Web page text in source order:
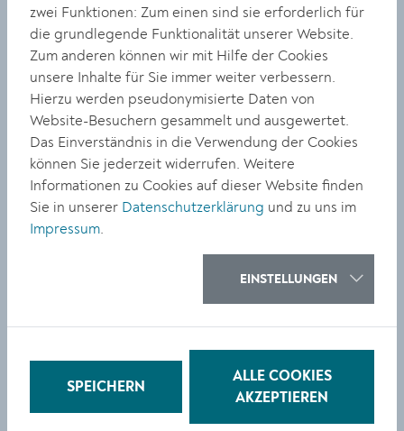
aus Krems und Umgebung ausgeforscht werden.
Besonders berührend sind die Einzelschicksale, die
hinter diesen Namen und Daten stehen. Das
Kunstprojekt macht diese Schicksale greifbar und
bringt die Frauen und Mädchen – zumindest temporär
– in den Stadtraum zurück. Das Interesse bei den
Kremserinnen und Kremsern ist enorm. Viele
PassantInnen sprechen Iris Andraschek bei ihrer Arbeit
an, die Rückmeldungen sind zum größten Teil positiv,
das Interesse – auch bei Jugendlichen – ist groß.
SchülerInnen aus Krems, sich mit Zeitgeschichte zu
beschäftigen und eventuell auch neue Informationen
beizusteuern. Die Liste mit den Jüdinnen wird laufend
ergänzt und ist unter folgendem Link abrufbar:
Jüdische Frauen aus Krems – DenkMAL!
DenkWÜRDIG?! (raumforscherinnen.at)
zwei Funktionen: Zum einen sind sie erforderlich für
die grundlegende Funktionalität unserer Website.
Zum anderen können wir mit Hilfe der Cookies
unsere Inhalte für Sie immer weiter verbessern.
Hierzu werden pseudonymisierte Daten von
Website-Besuchern gesammelt und ausgewertet.
Das Einverständnis in die Verwendung der Cookies
können Sie jederzeit widerrufen. Weitere
Informationen zu Cookies auf dieser Website finden
Sie in unserer Datenschutzerklärung und zu uns im
Impressum.
EINSTELLUNGEN
SPEICHERN
ALLE COOKIES
AKZEPTIEREN